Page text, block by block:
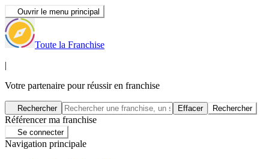
Ouvrir le menu principal
Toute la Franchise
|
Votre partenaire pour réussir en franchise
Rechercher Effacer Rechercher
Référencer ma franchise
Se connecter
Navigation principale